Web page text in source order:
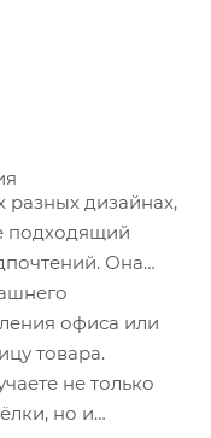
разных дизайнах,
подходящий
Она
офиса или
товара.
не только
но и